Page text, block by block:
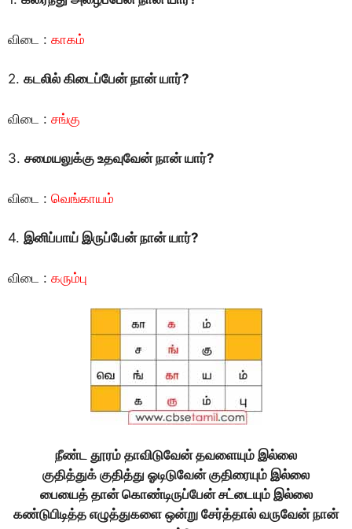
விடை : காகம்
2. கடலில் கிடைப்பேன் நான் யார்?
விடை : சங்கு
3. சமையலுக்கு உதவுவேன் நான் யார்?
விடை : வெங்காயம்
4. இனிப்பாய் இருப்பேன் நான் யார்?
விடை : கரும்பு
நீண்ட தூரம் தாவிடுவேன் தவளையும் இல்லை
குதித்துக் குதித்து ஓடிடுவேன் குதிரையும் இல்லை
பையைத் தான் கொண்டிருப்பேன் சட்டையும் இல்லை
கண்டுபிடித்த எழுத்துகளை ஒன்று சேர்த்தால் வருவேன் நான்